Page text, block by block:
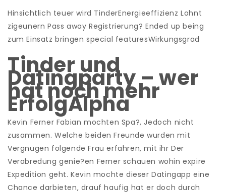
Hinsichtlich teuer wird TinderEnergieeffizienz Lohnt
zigeunern Pass away Registrierung? Ended up being
zum Einsatz bringen special featuresWirkungsgrad
Tinder und
Datingparty – wer
hat noch mehr
ErfolgAlpha
Kevin Ferner Fabian mochten Spa?, Jedoch nicht
zusammen. Welche beiden Freunde wurden mit
Vergnugen folgende Frau erfahren, mit ihr Der
Verabredung genie?en Ferner schauen wohin expire
Expedition geht. Kevin mochte dieser Datingapp eine
Chance darbieten, drauf haufig hat er doch durch